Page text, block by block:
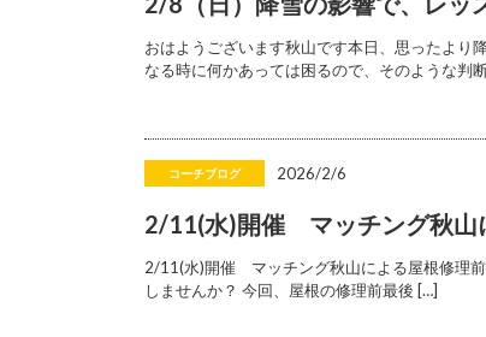
おはようございます秋山です本日、思ったより
なる時に何かあっては困るので、そのような判
コーチブログ 2026/2/6
2/11(水)開催 マッチング秋
2/11(水)開催 マッチング秋山による屋根修理
しませんか？ 今回、屋根の修理前最後 […]